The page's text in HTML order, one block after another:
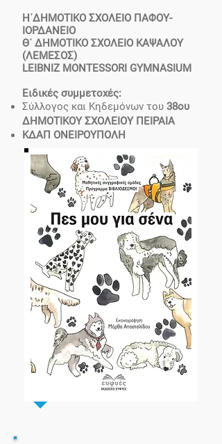
Η΄ΔΗΜΟΤΙΚΟ ΣΧΟΛΕΙΟ ΠΑΦΟΥ-
ΙΟΡΔΑΝΕΙΟ
Θ΄ ΔΗΜΟΤΙΚΟ ΣΧΟΛΕΙΟ ΚΑΨΑΛΟΥ
(ΛΕΜΕΣΟΣ)
LEIBNIZ MONTESSORI GYMNASIUM
Ειδικές συμμετοχές:
Σύλλογος και Κηδεμόνων του 38ου
ΔΗΜΟΤΙΚΟΥ ΣΧΟΛΕΙΟΥ ΠΕΙΡΑΙΑ
ΚΔΑΠ ΟΝΕΙΡΟΥΠΟΛΗ